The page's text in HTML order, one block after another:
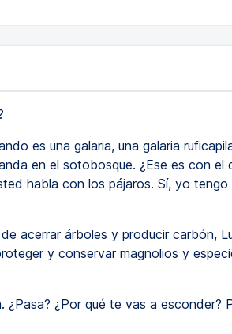
es una galaria, una galaria
en el sotobosque. ¿Ese es con el
habla con los pájaros. Sí, yo tengo
acerrar árboles y producir carbón,
y conservar magnolios y
¿Pasa? ¿Por qué te vas a esconder?